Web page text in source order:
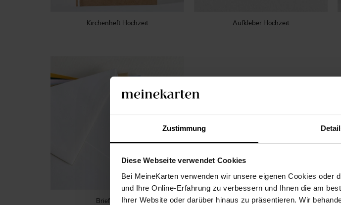
Zustimmung
Diese Webseite verwendet Cookies
Bei MeineKarten verwenden wir unsere eigenen Cookies oder
und Ihre Online-Erfahrung zu verbessern und Ihnen die am
Ihrer Website oder darüber hinaus zu präsentieren. Wir
Kirchenheft Hochzeit Aufkleber Hochzeit
Briefumschlag